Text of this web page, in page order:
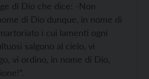
di Dio che dice: -Non
di Dio dunque, in nome di
i cui lamenti ogni
salgono al cielo, vi
vi ordino, in nome di Dio,